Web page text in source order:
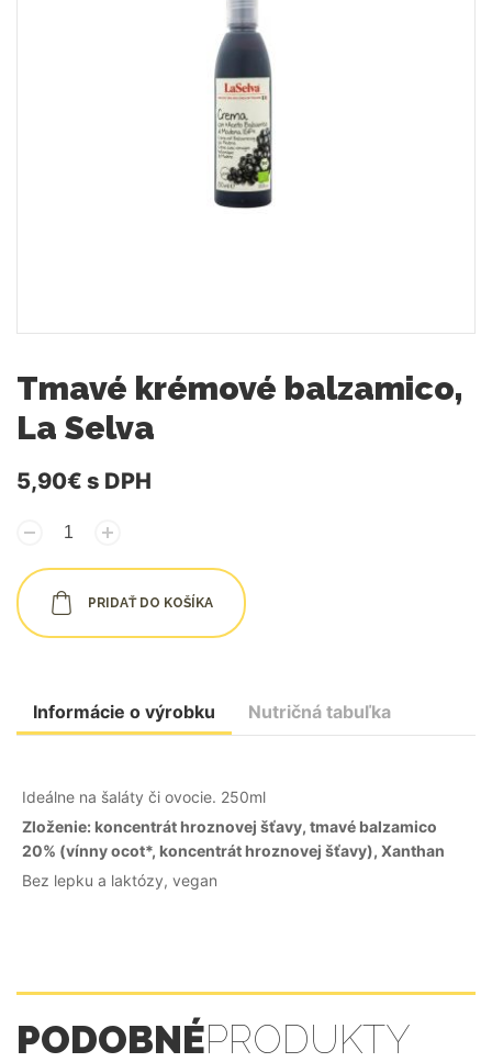
Tmavé krémové balzamico,
La Selva
5,90€ s DPH
PRIDAŤ DO KOŠÍKA
Informácie o výrobku Nutričná tabuľka
Ideálne na šaláty či ovocie. 250ml
Zloženie: koncentrát hroznovej šťavy, tmavé balzamico
20% (vínny ocot*, koncentrát hroznovej šťavy), Xanthan
Bez lepku a laktózy, vegan
PODOBNÉPRODUKTY